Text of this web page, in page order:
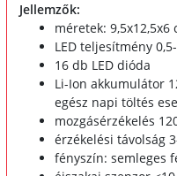
Jellemzők:
méretek: 9,5x12,5x6
LED teljesítmény
16 db LED dióda
Li-Ion akkumulátor
egész napi töltés
mozgásérzékelés
érzékelési távolság
fényszín: semleges